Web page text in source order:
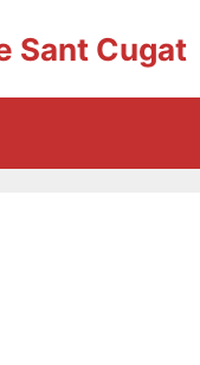
Sant Cugat